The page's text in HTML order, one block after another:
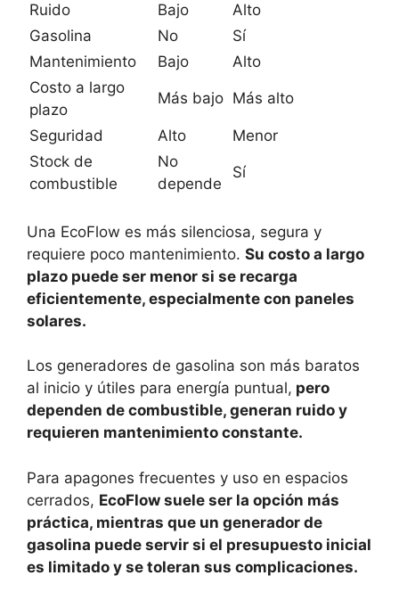
Ruido
Bajo
Alto
Gasolina
No
Sí
Mantenimiento
Bajo
Alto
Costo a largo
plazo
Más bajo Más alto
Seguridad Alto
Menor
Stock de
combustible
No
depende
Sí
Una EcoFlow es más silenciosa, segura y
requiere poco mantenimiento. Su costo a largo
plazo puede ser menor si se recarga
eficientemente, especialmente con paneles
solares.
Los generadores de gasolina son más baratos
al inicio y útiles para energía puntual, pero
dependen de combustible, generan ruido y
requieren mantenimiento constante.
Para apagones frecuentes y uso en espacios
cerrados, EcoFlow suele ser la opción más
práctica, mientras que un generador de
gasolina puede servir si el presupuesto inicial
es limitado y se toleran sus complicaciones.